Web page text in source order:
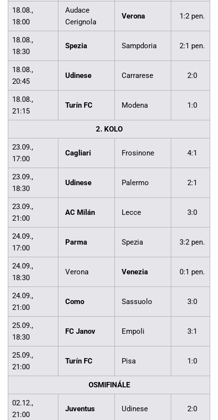
18.08.,
18:00
Audace
Cerignola
Verona 1:2 pen.
18.08.,
18:30
Spezia Sampdoria 2:1 pen.
18.08.,
20:45
Udinese Carrarese 2:0
18.08.,
21:15
Turín FC Modena 1:0
2. KOLO
23.09.,
17:00
Cagliari Frosinone 4:1
23.09.,
18:30
Udinese Palermo 2:1
23.09.,
21:00
AC Milán Lecce 3:0
24.09.,
17:00
Parma Spezia 3:2 pen.
24.09.,
18:30
Verona Venezia 0:1 pen.
24.09.,
21:00
Como Sassuolo 3:0
25.09.,
18:30
FC Janov Empoli 3:1
25.09.,
21:00
Turín FC Pisa 1:0
OSMIFINÁLE
02.12.,
21:00
Juventus Udinese 2:0